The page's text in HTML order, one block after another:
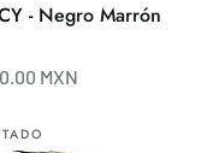
- Negro Marrón
MXN